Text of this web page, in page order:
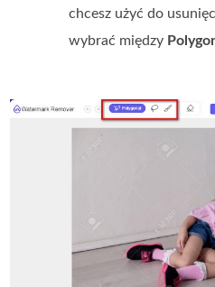
chcesz użyć do
wybrać między